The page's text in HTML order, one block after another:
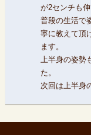
が2センチも伸
普段の生活で
寧に教えて頂
ます。
上半身の姿勢
た。
次回は上半身